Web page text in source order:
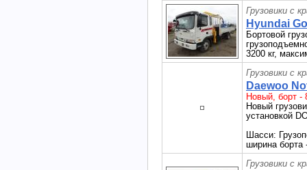
Грузовики с
Hyundai
Бортовой
3200 кг,
Грузовики с
Daewoo
Новый, борт -
Новый
установкой
Шасси:
ширина
Грузовики с